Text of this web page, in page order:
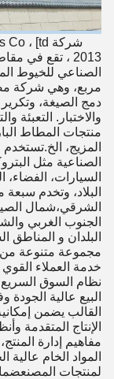
مربع، وهي شركة
دمج الصيغة،
والاختبار. التعبئة
المزيج،
الصناعية مثل
السيارات،
البلاد، وتخدم
الشرقي،شمال
الجنوب الغربي
البلدان و
مجموعة متنوعة من
خدمة العملاء
نظام السوق
البيع عالية
القالب يضمن
الإنتاج المتقدمة
مفاهيم إدارة
المواد الخام
لمنتجات